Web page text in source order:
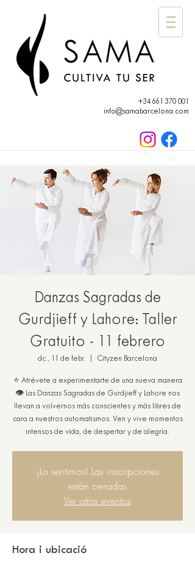
+34 661 370 001
info@samabarcelona.com
Danzas Sagradas de
Gurdjieff y Lahore: Taller
Gratuito - 11 febrero
dc., 11 de febr. Cityzen Barcelona
⭐ Atrévete a experimentarte de una nueva manera
👁️ Las Danzas Sagradas de Gurdjieff y Lahore nos
llevan a volvernos más conscientes y más libres de
cara a nuestros automatismos. Ven y vive momentos
intensos de vida, de despertar y de alegría.
¡Lo sentimos! Las inscripciones
están cerradas
Ver otros eventos
Hora i ubicació